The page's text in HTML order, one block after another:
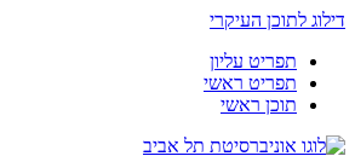
דילוג לתוכן העיקרי
תפריט עליון
תפריט ראשי
תוכן ראשי